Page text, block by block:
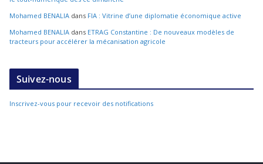
Mohamed BENALIA dans FIA : Vitrine d’une diplomatie économique active
Mohamed BENALIA dans ETRAG Constantine : De nouveaux modèles de
tracteurs pour accélérer la mécanisation agricole
Suivez-nous
Inscrivez-vous pour recevoir des notifications